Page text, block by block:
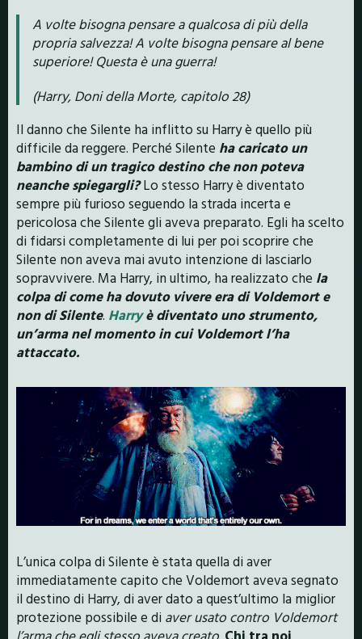
A volte bisogna pensare a qualcosa di più della
propria salvezza!A volte bisogna pensare al bene
superiore!Questa è una guerra!
(Harry, Doni della Morte, capitolo 28)
Il danno che Silente ha inflitto su Harry è quello più
difficile da reggere. Perché Silente ha caricato un
bambino di un tragico destino che non poteva
neanche spiegargli?Lo stesso Harry è diventato
sempre più furioso seguendo la strada incerta e
pericolosa che Silente gli aveva preparato. Egli ha scelto
di fidarsi completamente di lui per poi scoprire che
Silente non aveva mai avuto intenzione di lasciarlo
sopravvivere. Ma Harry, in ultimo, ha realizzato che la
colpa di come ha dovuto vivere era di Voldemort e
non di Silente. Harryè diventato uno strumento,
un’arma nel momento in cui Voldemort l’ha
attaccato.
L’unica colpa di Silente è stata quella di aver
immediatamente capito che Voldemort aveva segnato
il destino di Harry, di aver dato a quest’ultimo la miglior
protezione possibile e di aver usato contro Voldemort